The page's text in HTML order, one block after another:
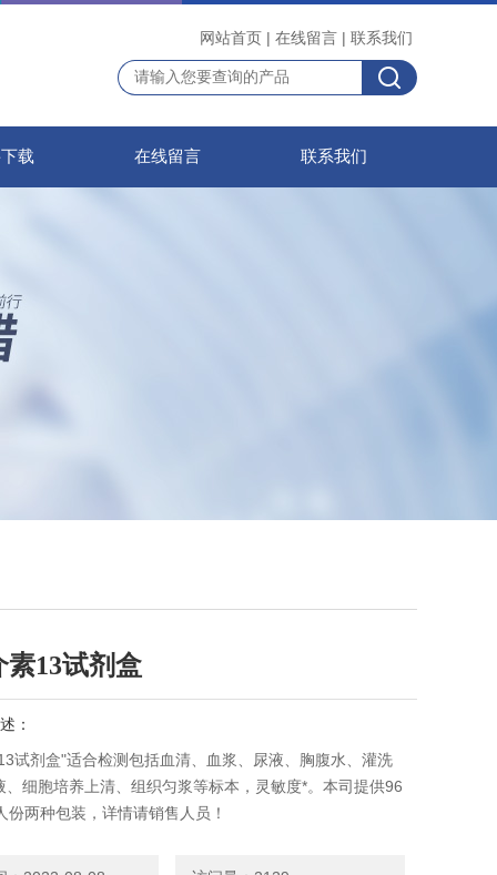
网站首页 | 在线留言 | 联系我们
载 在线留言 联系我们
素13试剂盒
：
试剂盒"适合检测包括血清、血浆、尿液、胸腹水、灌洗
、细胞培养上清、组织匀浆等标本，灵敏度*。本司提供96
份两种包装，详情请销售人员！